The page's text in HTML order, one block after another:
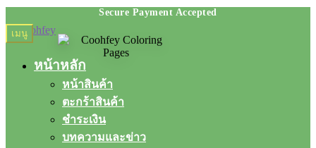
Skip
to
Skip
to
เมนู
หน้าหลัก
หน้าสินค้า
ตะกร้าสินค้า
ชำระเงิน
บทความและข่าว